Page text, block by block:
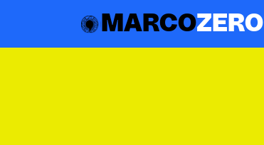
MARCOZERO